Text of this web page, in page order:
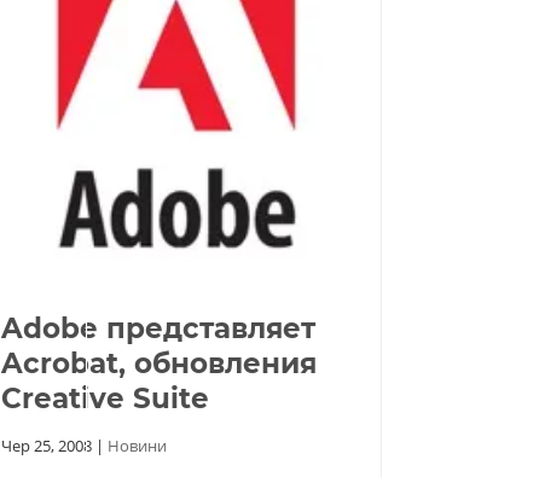
Adobe представляет
Acrobat, обновления
Creative Suite
Чер 25, 2008 | Новини